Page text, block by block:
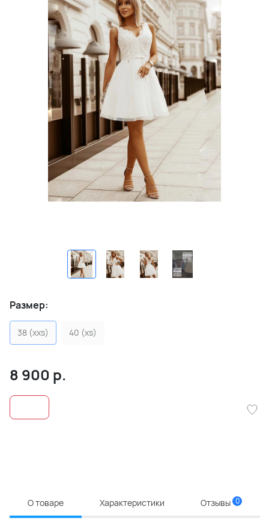
Размер:
38 (xxs) 40 (xs)
8 900 р.
О товаре Характеристики Отзывы 0